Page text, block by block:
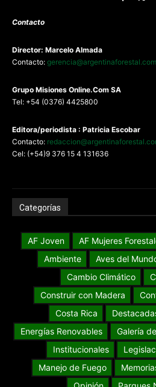
Contacto
Director: Marcelo Almada
Contacto: gerencia@argentinaforestal.com
Grupo Misiones Online.Com SA
Tel: +54 (0376) 4425800
Editora/periodista : Patricia Escobar
Contacto:
Cel: (+54)9 376 15 4 131636
Categorías
AF Joven AF Mujeres
Ambiente
Aves del
Cambio Climático
Construir con Madera
Costa Rica
Energías Renovables
Galería
Institucionales
Manejo de Fuego